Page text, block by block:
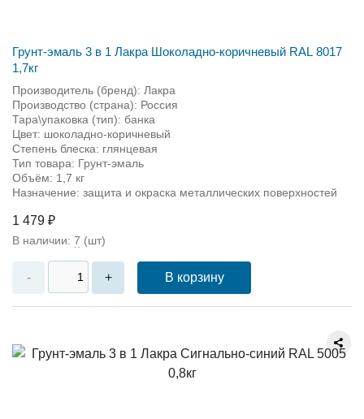
Грунт-эмаль 3 в 1 Лакра Шоколадно-коричневый RAL 8017
1,7кг
Производитель (бренд): Лакра
Производство (страна): Россия
Тара\упаковка (тип): банка
Цвет: шоколадно-коричневый
Степень блеска: глянцевая
Тип товара: Грунт-эмаль
Объём: 1,7 кг
Назначение: защита и окраска металлических поверхностей
1 479 ₽
В наличии: 7 (шт)
- + В корзину